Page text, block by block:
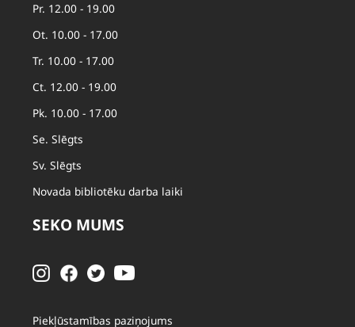
Pr. 12.00 - 19.00
Ot. 10.00 - 17.00
Tr. 10.00 - 17.00
Ct. 12.00 - 19.00
Pk. 10.00 - 17.00
Se. Slēgts
Sv. Slēgts
Novada bibliotēku darba laiki
SEKO MUMS
Piekļūstamības paziņojums